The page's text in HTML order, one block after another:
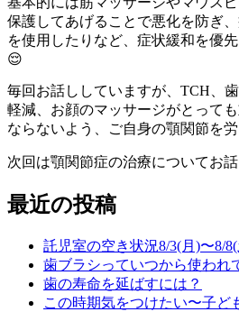
保護してあげることで悪化を防ぎ
を使用したりなど、症状緩和を優
😌
毎回お話ししていますが、TCH、
軽減、お顔のマッサージがとって
ならないよう、ご自身の顎関節を
次回は顎関節症の治療についてお
最近の投稿
託児室の空き状況8/3(月)〜8/
歯ブラシっていつから使われ
歯の寿命を延ばすには？
この時期気をつけたい〜子ど